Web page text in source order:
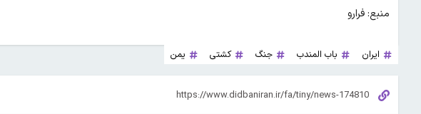
منبع: فرارو
ایران باب المندب جنگ کشتی یمن